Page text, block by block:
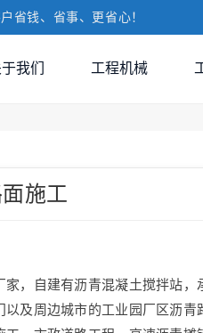
省钱、省事、更省心！
我们 工程机械
施工
家，自建有沥青混凝土搅拌站
及周边城市的工业园厂区沥